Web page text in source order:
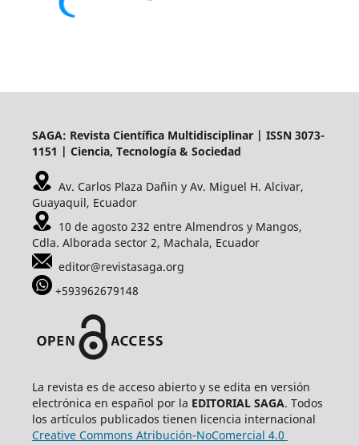
SAGA: Revista Científica Multidisciplinar | ISSN 3073-
1151 | Ciencia, Tecnología & Sociedad
Av. Carlos Plaza Dañin y Av. Miguel H. Alcivar,
Guayaquil, Ecuador
10 de agosto 232 entre Almendros y Mangos,
Cdla. Alborada sector 2, Machala, Ecuador
editor@revistasaga.org
+593962679148
La revista es de acceso abierto y se edita en versión
electrónica en español por la EDITORIAL SAGA. Todos
los artículos publicados tienen licencia internacional
Creative Commons Atribución-NoComercial 4.0